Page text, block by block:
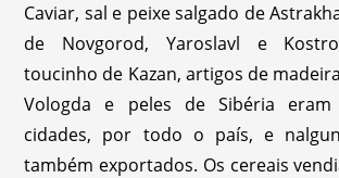
Caviar, sal e peixe salgado de
de Novgorod, Yaroslavl e
toucinho de Kazan, artigos de
Vologda e peles de Sibéria eram
cidades, por todo o país, e
também exportados. Os cereais